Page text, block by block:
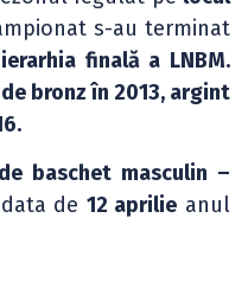
s-au terminat
ierarhia finală a LNBM.
bronz în 2013, argint
baschet masculin –
de 12 aprilie anul